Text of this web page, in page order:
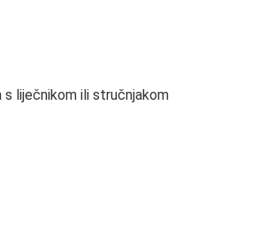
s liječnikom ili stručnjakom